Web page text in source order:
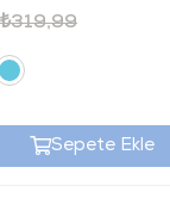
₺319,99
Sepete Ekle